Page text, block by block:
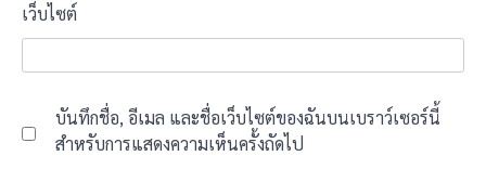
เว็บไซต์
บันทึกชื่อ, อีเมล และชื่อเว็บไซต์ของฉันบนเบราว์เซอร์นี้
สำหรับการแสดงความเห็นครั้งถัดไป